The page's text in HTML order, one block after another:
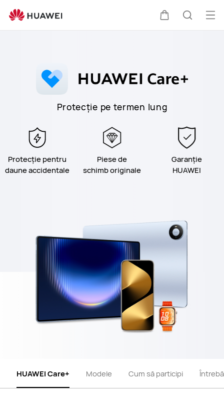
de
Protecție pe termen lung
Protecție pentru
daune accidentale
Piese de
schimb originale
Garanție
HUAWEI
HUAWEI Care+ Modele Cum să participi